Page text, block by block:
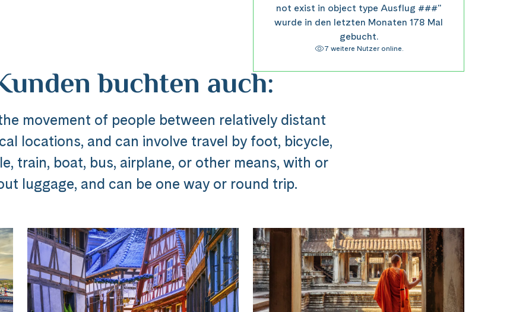
Messenger
WhatsApp
does not exist in
###
not exist in object type Ausflug ###"
wurde in den letzten Monaten 178 Mal
gebucht.
7 weitere Nutzer online.
buchten auch:
movement of people between relatively distant
locations, and can involve travel by foot, bicycle,
train, boat, bus, airplane, or other means, with or
luggage, and can be one way or round trip.